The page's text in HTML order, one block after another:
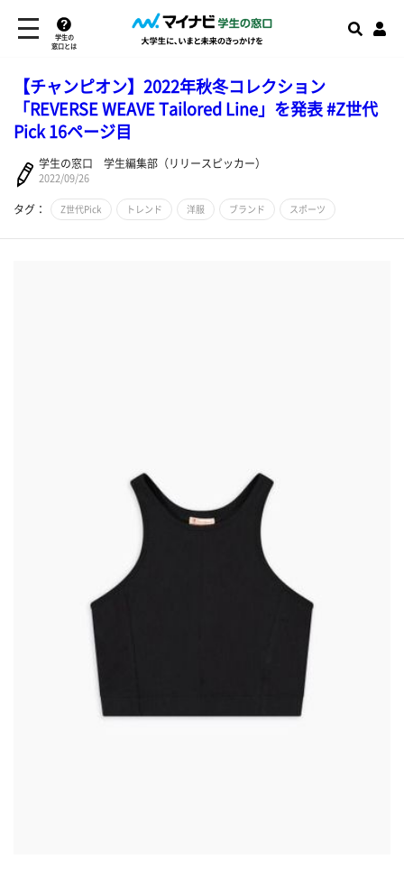
学生の
窓口とは
【チャンピオン】2022年秋冬コレクション
「REVERSE WEAVE Tailored Line」を発表 #Z世代
Pick 16ページ目
学生の窓口 学生編集部（リリースピッカー）
2022/09/26
タグ： Z世代Pick トレンド 洋服 ブランド スポーツ